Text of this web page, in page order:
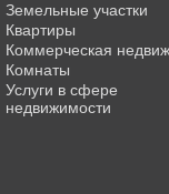
Земельные участки
Квартиры
Коммерческая
Комнаты
Услуги в сфере
недвижимости